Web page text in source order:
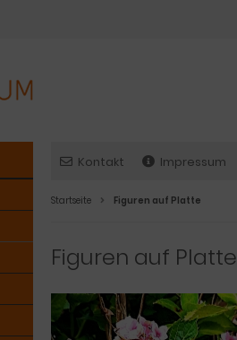
Kontakt Impressum
Startseite Figuren auf Platte
Figuren auf Platte